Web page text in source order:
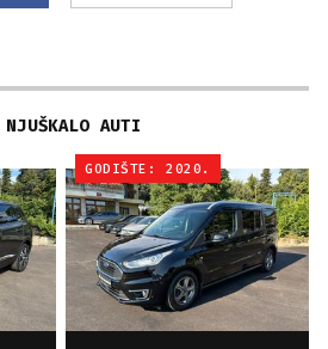
NJUŠKALO AUTI
GODIŠTE: 2020.